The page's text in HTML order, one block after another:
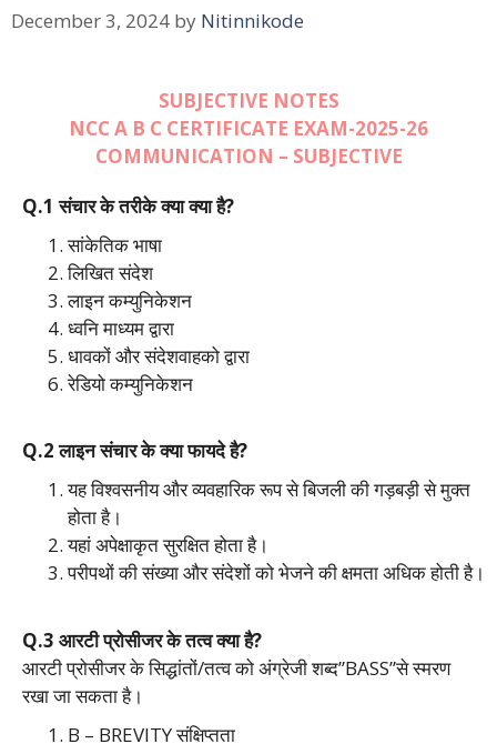
December 3, 2024 by Nitinnikode
SUBJECTIVE NOTES
NCC A B C CERTIFICATE EXAM-2025-26
COMMUNICATION – SUBJECTIVE
Q.1 संचार के तरीके क्या क्या है?
सांकेतिक भाषा
लिखित संदेश
लाइन कम्युनिकेशन
ध्वनि माध्यम द्वारा
धावकों और संदेशवाहको द्वारा
रेडियो कम्युनिकेशन
Q.2 लाइन संचार के क्या फायदे है?
यह विश्वसनीय और व्यवहारिक रूप से बिजली की गड़बड़ी से मुक्त
होता है।
यहां अपेक्षाकृत सुरक्षित होता है।
परीपथों की संख्या और संदेशों को भेजने की क्षमता अधिक होती है।
Q.3 आरटी प्रोसीजर के तत्व क्या है?
आरटी प्रोसीजर के सिद्धांतों/तत्व को अंग्रेजी शब्द”BASS”से स्मरण
रखा जा सकता है।
B – BREVITY संक्षिप्तता